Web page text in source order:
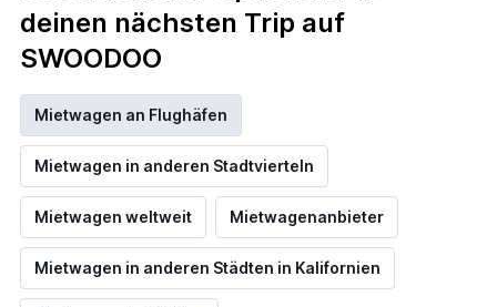
deinen nächsten Trip auf
SWOODOO
Mietwagen an Flughäfen
Mietwagen in anderen Stadtvierteln
Mietwagen weltweit Mietwagenanbieter
Mietwagen in anderen Städten in Kalifornien